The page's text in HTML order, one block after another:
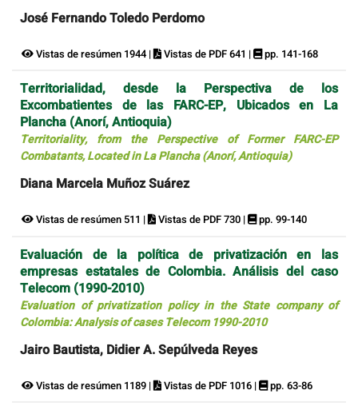
José Fernando Toledo Perdomo
Vistas de resúmen 1944 | Vistas de PDF 641 | pp. 141-168
Territorialidad, desde la Perspectiva de los
Excombatientes de las FARC-EP, Ubicados en La
Plancha (Anorí, Antioquia)
Territoriality, from the Perspective of Former FARC-EP
Combatants, Located in La Plancha (Anorí, Antioquia)
Diana Marcela Muñoz Suárez
Vistas de resúmen 511 | Vistas de PDF 730 | pp. 99-140
Evaluación de la política de privatización en las
empresas estatales de Colombia. Análisis del caso
Telecom (1990-2010)
Evaluation of privatization policy in the State company of
Colombia: Analysis of cases Telecom 1990-2010
Jairo Bautista, Didier A. Sepúlveda Reyes
Vistas de resúmen 1189 | Vistas de PDF 1016 | pp. 63-86